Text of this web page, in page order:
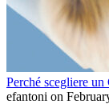
Perché scegliere
efantoni on